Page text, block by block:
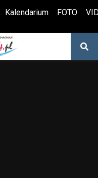
Kalendarium FOTO